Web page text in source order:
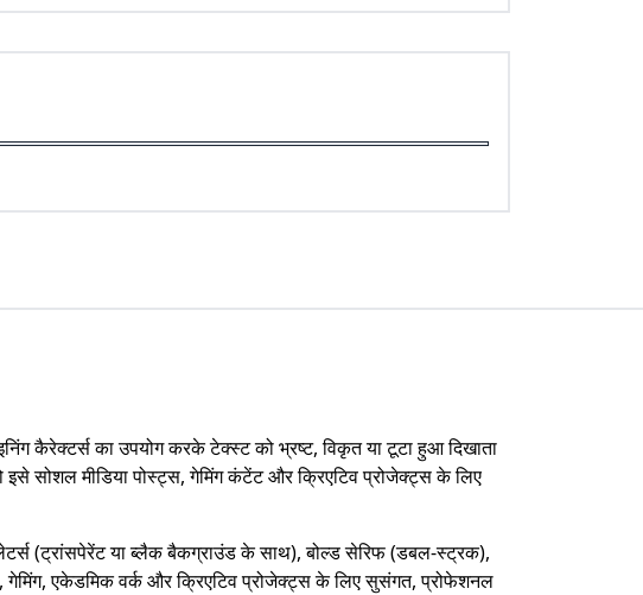
कैरेक्टर्स का उपयोग करके टेक्स्ट को भ्रष्ट, विकृत या टूटा हुआ दिखाता
सोशल मीडिया पोस्ट्स, गेमिंग कंटेंट और क्रिएटिव प्रोजेक्ट्स के लिए
(ट्रांसपेरेंट या ब्लैक बैकग्राउंड के साथ), बोल्ड सेरिफ (डबल-स्ट्रक),
एकेडमिक वर्क और क्रिएटिव प्रोजेक्ट्स के लिए सुसंगत, प्रोफेशनल